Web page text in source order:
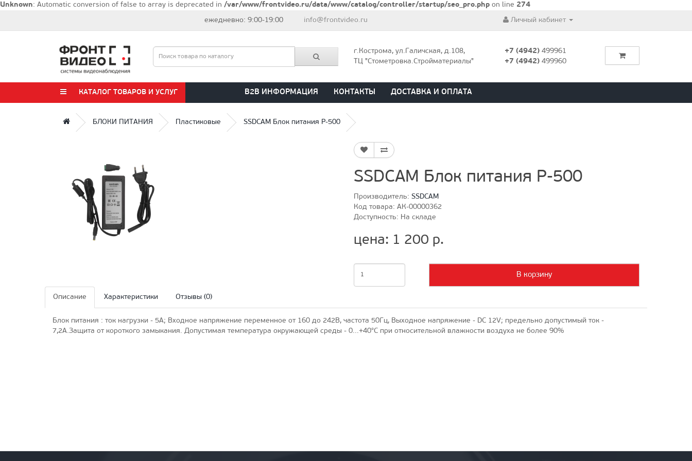
Unknown: Automatic conversion of false to array is deprecated in /var/www/frontvideo.ru/data/www/catalog/controller/startup/seo_pro.php on line 274
ежедневно: 9:00-19:00
info@frontvideo.ru Личный кабинет
г.Кострома, ул.Галичская, д.108,
ТЦ "Стометровка.Стройматериалы"
+7 (4942)499961
+7 (4942)499960
КАТАЛОГ ТОВАРОВ И УСЛУГ B2B ИНФОРМАЦИЯ КОНТАКТЫ ДОСТАВКА И ОПЛАТА
БЛОКИ ПИТАНИЯ Пластиковые SSDCAM Блок питания P-500
SSDCAM Блок питания P-500
Производитель: SSDCAM
Код товара: АК-00000362
Доступность: На складе
цена: 1 200 р.
В корзину
Описание Характеристики Отзывы (0)
Блок питания : ток нагрузки - 5A; Входное напряжение переменное от 160 до 242В, частота 50Гц, Выходное напряжение - DC 12V; предельно допустимый ток -
7,2А.Защита от короткого замыкания. Допустимая температура окружающей среды - 0...+40°C при относительной влажности воздуха не более 90%